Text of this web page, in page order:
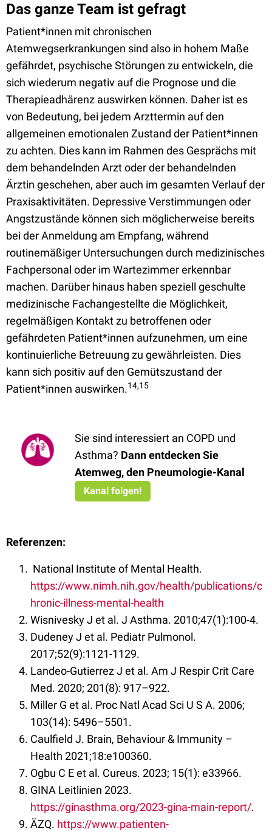
Das ganze Team ist gefragt
Patient*innen mit chronischen
Atemwegserkrankungen sind also in hohem Maße
gefährdet, psychische Störungen zu entwickeln, die
sich wiederum negativ auf die Prognose und die
Therapieadhärenz auswirken können. Daher ist es
von Bedeutung, bei jedem Arzttermin auf den
allgemeinen emotionalen Zustand der Patient*innen
zu achten. Dies kann im Rahmen des Gesprächs mit
dem behandelnden Arzt oder der behandelnden
Ärztin geschehen, aber auch im gesamten Verlauf der
Praxisaktivitäten. Depressive Verstimmungen oder
Angstzustände können sich möglicherweise bereits
bei der Anmeldung am Empfang, während
routinemäßiger Untersuchungen durch medizinisches
Fachpersonal oder im Wartezimmer erkennbar
machen. Darüber hinaus haben speziell geschulte
medizinische Fachangestellte die Möglichkeit,
regelmäßigen Kontakt zu betroffenen oder
gefährdeten Patient*innen aufzunehmen, um eine
kontinuierliche Betreuung zu gewährleisten. Dies
kann sich positiv auf den Gemütszustand der
Patient*innen auswirken.14,15
Sie sind interessiert an COPD und
Asthma? Dann entdecken Sie
Atemweg, den Pneumologie-Kanal
Kanal folgen!
Referenzen:
National Institute of Mental Health.
https://www.nimh.nih.gov/health/publications/c
hronic-illness-mental-health
Wisnivesky J et al. J Asthma. 2010;47(1):100-4.
Dudeney J et al. Pediatr Pulmonol.
2017;52(9):1121-1129.
Landeo-Gutierrez J et al. Am J Respir Crit Care
Med. 2020; 201(8): 917–922.
Miller G et al. Proc Natl Acad Sci U S A. 2006;
103(14): 5496–5501.
Caulfield J. Brain, Behaviour & Immunity –
Health 2021;18:e100360.
Ogbu C E et al. Cureus. 2023; 15(1): e33966.
GINA Leitlinien 2023.
https://ginasthma.org/2023-gina-main-report/.
ÄZQ. https://www.patienten-